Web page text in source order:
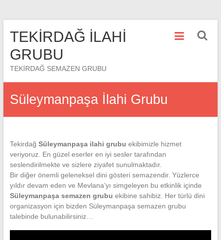
TEKİRDAĞ İLAHİ
GRUBU
TEKİRDAĞ SEMAZEN GRUBU
Süleymanpaşa İlahi Grubu
Tekirdağ Süleymanpaşa ilahi grubu ekibimizle hizmet
veriyoruz. En güzel eserler en iyi sesler tarafından
seslendirilmekte ve sizlere ziyafet sunulmaktadır.
Bir diğer önemli geleneksel dini gösteri semazendir. Yüzlerce
yıldır devam eden ve Mevlana’yı simgeleyen bu etkinlik içinde
Süleymanpaşa semazen grubu ekibine sahibiz. Her türlü dini
organizasyon için bizden Süleymanpaşa semazen grubu
talebinde bulunabilirsiniz…